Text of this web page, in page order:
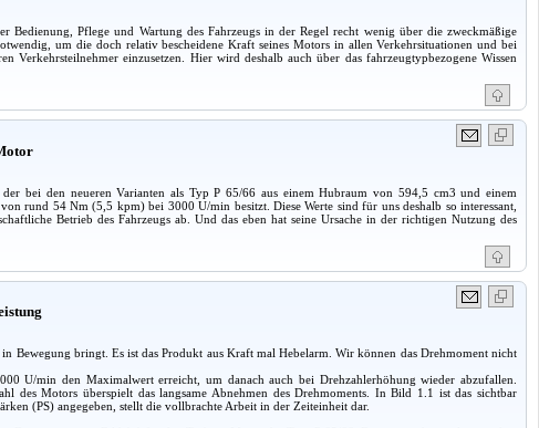
Pflege und Wartung des Fahrzeugs in der Regel recht wenig über die zweckmäßige
um die doch relativ bescheidene Kraft seines Motors in allen Verkehrsituationen und bei
einzusetzen. Hier wird deshalb auch über das fahrzeugtypbezogene Wissen
bei den neueren Varianten als Typ P 65/66 aus einem Hubraum von 594,5 cm3 und einem
rund 54 Nm (5,5 kpm) bei 3000 U/min besitzt. Diese Werte sind für uns deshalb so interessant,
Betrieb des Fahrzeugs ab. Und das eben hat seine Ursache in der richtigen Nutzung des
bringt. Es ist das Produkt aus Kraft mal Hebelarm. Wir können das Drehmoment nicht
U/min den Maximalwert erreicht, um danach auch bei Drehzahlerhöhung wieder abzufallen.
des Motors überspielt das langsame Abnehmen des Drehmoments. In Bild 1.1 ist das sichtbar
(PS) angegeben, stellt die vollbrachte Arbeit in der Zeiteinheit dar.